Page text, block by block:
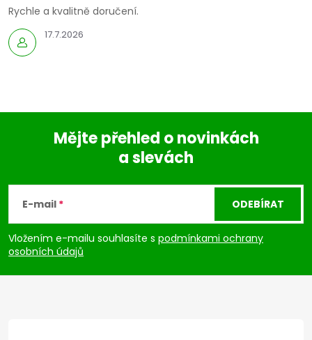
17.7.2026
Rychle a kvalitně doručení.
p
a
Mějte přehled o novinkách
a slevách
E-mail
Vložením e-mailu souhlasíte s podmínkami ochrany
osobních údajů
ODEBÍRAT